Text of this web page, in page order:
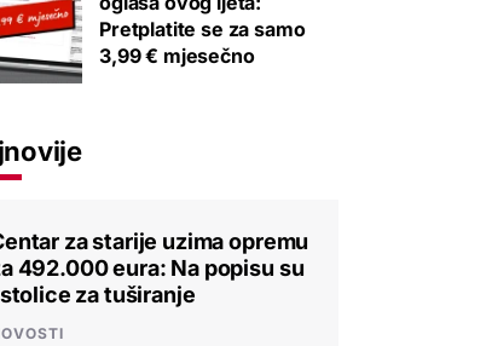
Pretplatite se za samo
3,99 € mjesečno
za starije uzima opremu
492.000 eura: Na popisu su
za tuširanje